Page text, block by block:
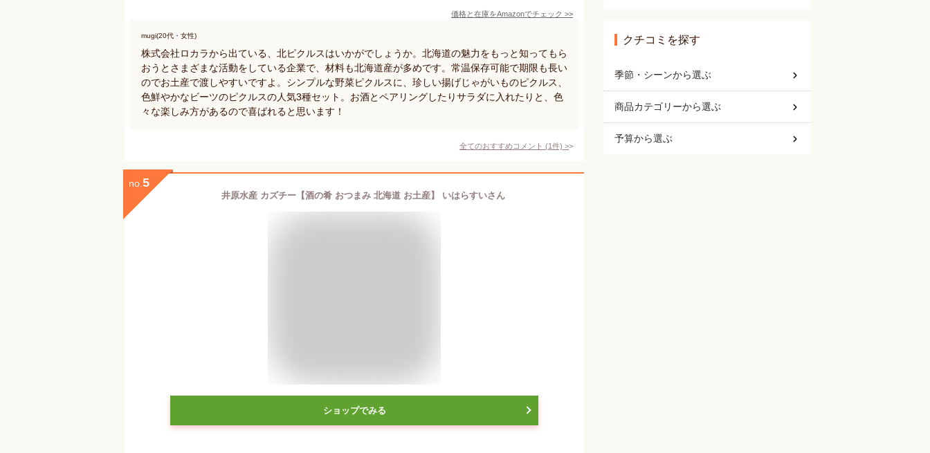
価格と在庫をAmazonでチェック >>
mugi(20代・女性)
株式会社ロカラから出ている、北ピクルスはいかがでしょうか。北海道の魅力をもっと知ってもら
おうとさまざまな活動をしている企業で、材料も北海道産が多めです。常温保存可能で期限も長い
のでお土産で渡しやすいですよ。シンプルな野菜ピクルスに、珍しい揚げじゃがいものピクルス、
色鮮やかなビーツのピクルスの人気3種セット。お酒とペアリングしたりサラダに入れたりと、色
々な楽しみ方があるので喜ばれると思います！
全てのおすすめコメント (1件) >
no. 5
井原水産 カズチー【酒の肴 おつまみ 北海道 お土産】 いはらすいさん
ショップでみる
クチコミを探す
季節・シーンから選ぶ
商品カテゴリーから選ぶ
予算から選ぶ